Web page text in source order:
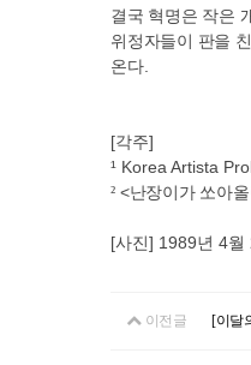
결국 혁명은 작은
위정자들이 판을
온다.
[각주]
¹ Korea Artista
² <난장이가 쏘아
[사진] 1989년 4월
이전글 [이달